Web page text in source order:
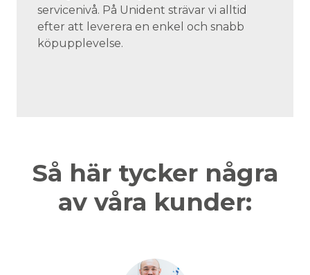
servicenivå. På Unident strävar vi alltid
efter att leverera en enkel och snabb
köpupplevelse.
Så här tycker några
av våra kunder: